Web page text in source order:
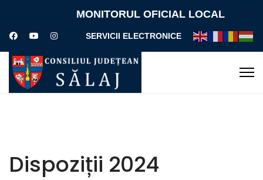
MONITORUL OFICIAL LOCAL
SERVICII ELECTRONICE
Dispoziții 2024